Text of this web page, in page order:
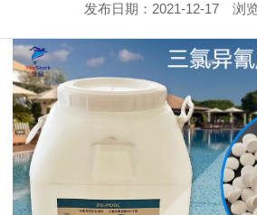
发布日期：2021-12-17 浏